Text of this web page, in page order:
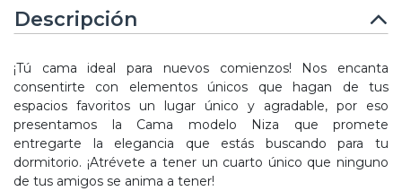
Descripción
¡Tú cama ideal para nuevos comienzos! Nos encanta
consentirte con elementos únicos que hagan de tus
espacios favoritos un lugar único y agradable, por eso
presentamos la Cama modelo Niza que promete
entregarte la elegancia que estás buscando para tu
dormitorio. ¡Atrévete a tener un cuarto único que ninguno
de tus amigos se anima a tener!